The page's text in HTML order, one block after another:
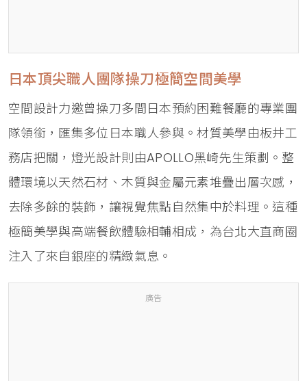
日本頂尖職人團隊操刀極簡空間美學
空間設計力邀曾操刀多間日本預約困難餐廳的專業團
隊領銜，匯集多位日本職人參與。材質美學由板井工
務店把關，燈光設計則由APOLLO黑崎先生策劃。整
體環境以天然石材、木質與金屬元素堆疊出層次感，
去除多餘的裝飾，讓視覺焦點自然集中於料理。這種
極簡美學與高端餐飲體驗相輔相成，為台北大直商圈
注入了來自銀座的精緻氣息。
廣告